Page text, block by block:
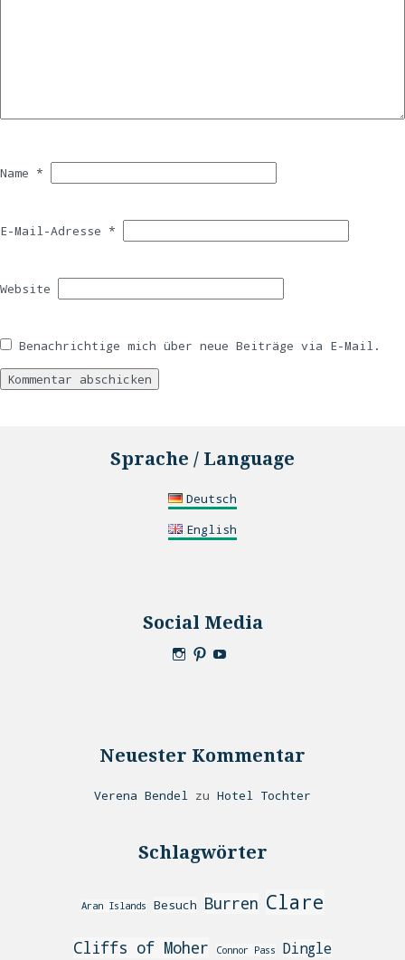
Name *
E-Mail-Adresse *
Website
Benachrichtige mich über neue Beiträge via E-Mail.
Sprache / Language
Deutsch
English
Social Media
Neuester Kommentar
Verena Bendel zu Hotel Tochter
Schlagwörter
Aran Islands Besuch Burren Clare
Cliffs of Moher Connor Pass Dingle